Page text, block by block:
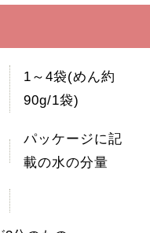
1～4袋(めん約
90g/1袋)
パッケージに記
載の水の分量